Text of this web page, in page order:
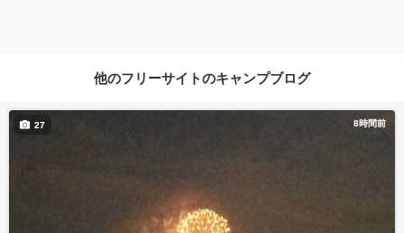
他のフリーサイトのキャンプブログ
8時間前
27